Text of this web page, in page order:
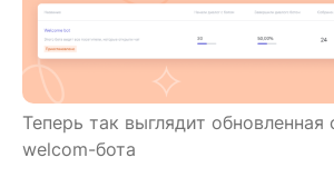
Теперь так выглядит обновленная
welcom-бота